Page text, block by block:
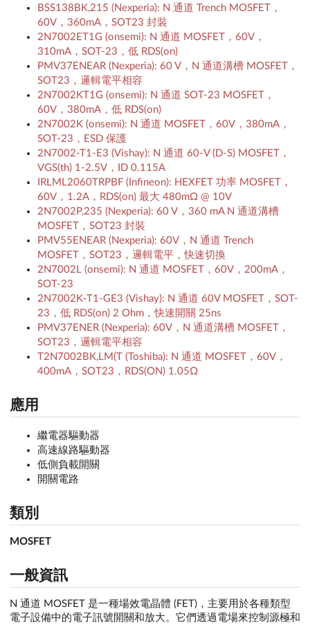
BSS138BK,215 (Nexperia): N 通道 Trench MOSFET，
60V，360mA，SOT23 封裝
2N7002ET1G (onsemi): N 通道 MOSFET，60V，
310mA，SOT-23，低 RDS(on)
PMV37ENEAR (Nexperia): 60 V，N 通道溝槽 MOSFET，
SOT23，邏輯電平相容
2N7002KT1G (onsemi): N 通道 SOT-23 MOSFET，
60V，380mA，低 RDS(on)
2N7002K (onsemi): N 通道 MOSFET，60V，380mA，
SOT-23，ESD 保護
2N7002-T1-E3 (Vishay): N 通道 60-V (D-S) MOSFET，
VGS(th) 1-2.5V，ID 0.115A
IRLML2060TRPBF (Infineon): HEXFET 功率 MOSFET，
60V，1.2A，RDS(on) 最大 480mΩ @ 10V
2N7002P,235 (Nexperia): 60 V，360 mA N 通道溝槽
MOSFET，SOT23 封裝
PMV55ENEAR (Nexperia): 60V，N 通道 Trench
MOSFET，SOT23，邏輯電平，快速切換
2N7002L (onsemi): N 通道 MOSFET，60V，200mA，
SOT-23
2N7002K-T1-GE3 (Vishay): N 通道 60V MOSFET，SOT-
23，低 RDS(on) 2 Ohm，快速開關 25ns
PMV37ENER (Nexperia): 60V，N 通道溝槽 MOSFET，
SOT23，邏輯電平相容
T2N7002BK,LM(T (Toshiba): N 通道 MOSFET，60V，
400mA，SOT23，RDS(ON) 1.05Ω
應用
繼電器驅動器
高速線路驅動器
低側負載開關
開關電路
類別
MOSFET
一般資訊
N 通道 MOSFET 是一種場效電晶體 (FET)，主要用於各種類型
電子設備中的電子訊號開關和放大。它們透過電場來控制源極和